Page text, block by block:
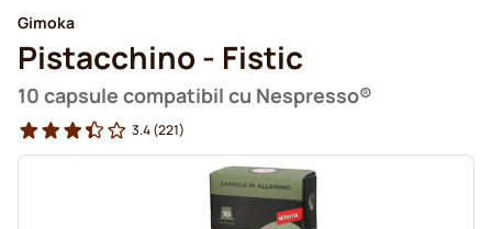
Gimoka
Pistacchino - Fistic
10 capsule compatibil cu Nespresso®
3.4(221)